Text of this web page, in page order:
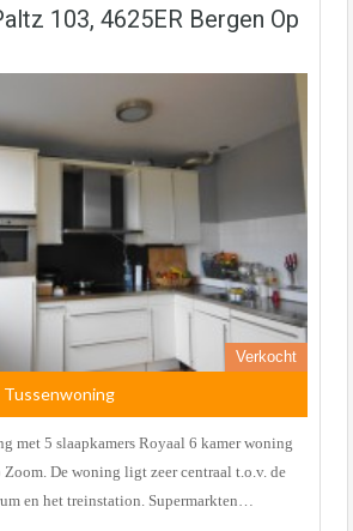
103, 4625ER Bergen Op
Verkocht
Tussenwoning
met 5 slaapkamers Royaal 6 kamer woning
De woning ligt zeer centraal t.o.v. de
en het treinstation. Supermarkten…